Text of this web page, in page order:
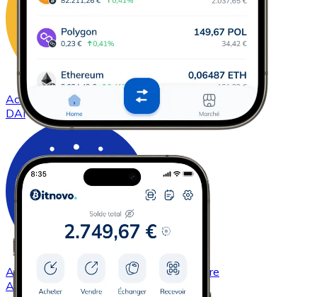
Acheter DAIavec virement bancaire
DAI
AcheterCardanoavec virement bancaire
ADA